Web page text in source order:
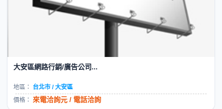
大安區網路行銷/廣告公司...
地區：
台北市 / 大安區
價格： 來電洽詢元 / 電話洽詢